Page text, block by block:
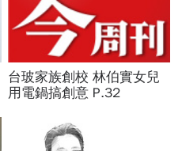
台玻家族創校 林伯實女兒
用電鍋搞創意 P.32